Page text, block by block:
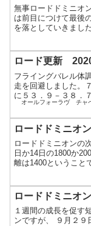
無事ロードドミニオ
は前目につけて最後
を落としていきまし
し、まだまだ幼い
ロード更新
フライングバレル体
走を回避しました。
に５３．９－３８．
す。短評は「仕上
オールフォーラヴ
チャ
ロードドミニオ
ロードドミニオンの
日か14日の1800か
離は1400ということ
ロードドミニオ
１週間の成長を促す
ンですが、 ９月２９